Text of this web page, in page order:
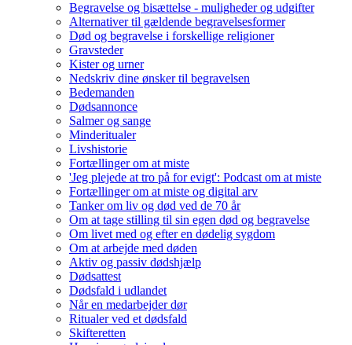
Begravelse og bisættelse - muligheder og udgifter
Alternativer til gældende begravelsesformer
Død og begravelse i forskellige religioner
Gravsteder
Kister og urner
Nedskriv dine ønsker til begravelsen
Bedemanden
Dødsannonce
Salmer og sange
Minderitualer
Livshistorie
Fortællinger om at miste
'Jeg plejede at tro på for evigt': Podcast om at miste
Fortællinger om at miste og digital arv
Tanker om liv og død ved de 70 år
Om at tage stilling til sin egen død og begravelse
Om livet med og efter en dødelig sygdom
Om at arbejde med døden
Aktiv og passiv dødshjælp
Dødsattest
Dødsfald i udlandet
Når en medarbejder dør
Ritualer ved et dødsfald
Skifteretten